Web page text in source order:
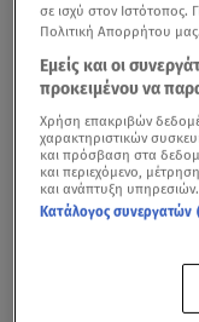
σε ισχύ στον Ιστότοπος.
Πολιτική Απορρήτου μας.
Εμείς και οι
προκειμένου να
Χρήση επακριβών
χαρακτηριστικών
και πρόσβαση στα
και περιεχόμενο,
και ανάπτυξη υπηρεσιών.
Κατάλογος συνεργατών